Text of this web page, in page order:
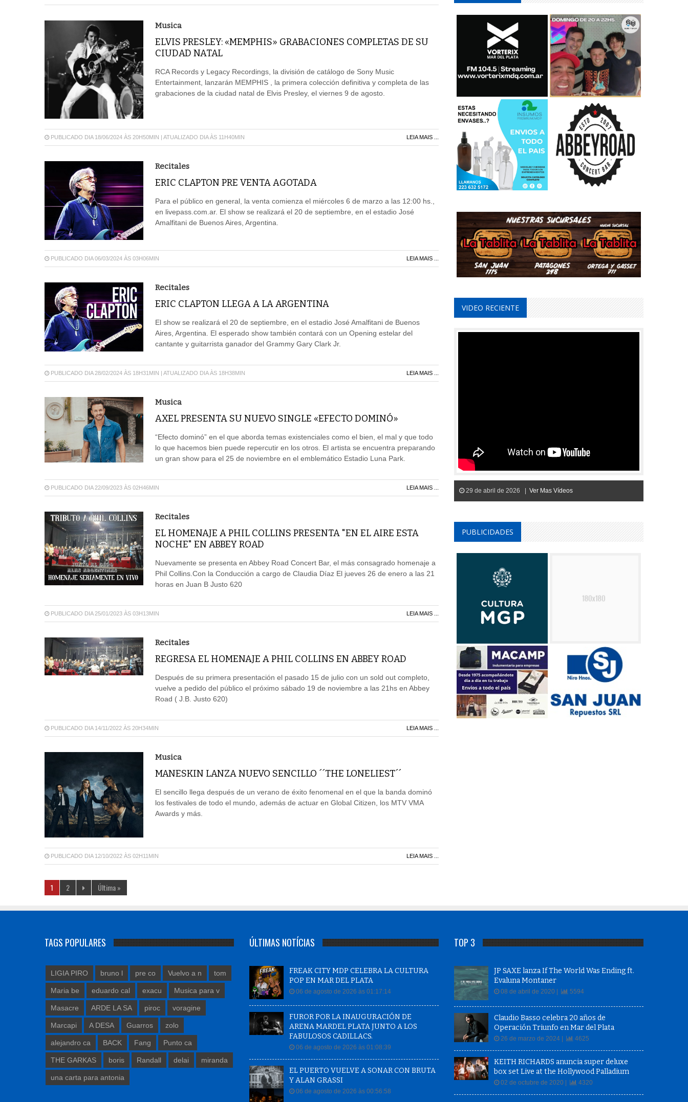
Musica
ELVIS PRESLEY: «MEMPHIS» GRABACIONES COMPLETAS DE SU
CIUDAD NATAL
RCA Records y Legacy Recordings, la división de catálogo de Sony Music
Entertainment, lanzarán MEMPHIS , la primera colección definitiva y completa de las
grabaciones de la ciudad natal de Elvis Presley, el viernes 9 de agosto.
PUBLICADO DIA 18/06/2024 ÀS 20H50MIN | ATUALIZADO DIA ÀS 11H40MIN LEIA MAIS ...
Recitales
ERIC CLAPTON PRE VENTA AGOTADA
Para el público en general, la venta comienza el miércoles 6 de marzo a las 12:00 hs.,
en livepass.com.ar. El show se realizará el 20 de septiembre, en el estadio José
Amalfitani de Buenos Aires, Argentina.
PUBLICADO DIA 06/03/2024 ÀS 03H06MIN LEIA MAIS ...
Recitales
ERIC CLAPTON LLEGA A LA ARGENTINA
El show se realizará el 20 de septiembre, en el estadio José Amalfitani de Buenos
Aires, Argentina. El esperado show también contará con un Opening estelar del
cantante y guitarrista ganador del Grammy Gary Clark Jr.
PUBLICADO DIA 28/02/2024 ÀS 18H31MIN | ATUALIZADO DIA ÀS 18H38MIN LEIA MAIS ...
Musica
AXEL PRESENTA SU NUEVO SINGLE «EFECTO DOMINÓ»
“Efecto dominó” en el que aborda temas existenciales como el bien, el mal y que todo
lo que hacemos bien puede repercutir en los otros. El artista se encuentra preparando
un gran show para el 25 de noviembre en el emblemático Estadio Luna Park.
PUBLICADO DIA 22/09/2023 ÀS 02H46MIN LEIA MAIS ...
Recitales
EL HOMENAJE A PHIL COLLINS PRESENTA "EN EL AIRE ESTA
NOCHE" EN ABBEY ROAD
Nuevamente se presenta en Abbey Road Concert Bar, el más consagrado homenaje a
Phil Collins.Con la Conducción a cargo de Claudia Díaz El jueves 26 de enero a las 21
horas en Juan B Justo 620
PUBLICADO DIA 25/01/2023 ÀS 03H13MIN LEIA MAIS ...
Recitales
REGRESA EL HOMENAJE A PHIL COLLINS EN ABBEY ROAD
Después de su primera presentación el pasado 15 de julio con un sold out completo,
vuelve a pedido del público el próximo sábado 19 de noviembre a las 21hs en Abbey
Road ( J.B. Justo 620)
PUBLICADO DIA 14/11/2022 ÀS 20H34MIN LEIA MAIS ...
Musica
MANESKIN LANZA NUEVO SENCILLO ´´THE LONELIEST´´
El sencillo llega después de un verano de éxito fenomenal en el que la banda dominó
los festivales de todo el mundo, además de actuar en Global Citizen, los MTV VMA
Awards y más.
PUBLICADO DIA 12/10/2022 ÀS 02H11MIN LEIA MAIS ...
1 2 Última »
VIDEO RECIENTE
29 de abril de 2026 | Ver Mas Vídeos
PUBLICIDADES
TAGS POPULARES
LIGIA PIRO bruno l pre co Vuelvo a n tom
Maria be eduardo cal exacu Musica para v
Masacre ARDE LA SA piroc voragine
Marcapi A DESA Guarros zolo
alejandro ca BACK Fang Punto ca
THE GARKAS boris Randall delai miranda
una carta para antonia
ÚLTIMAS NOTÍCIAS
FREAK CITY MDP CELEBRA LA CULTURA
POP EN MAR DEL PLATA
06 de agosto de 2026 às 01:17:14
FUROR POR LA INAUGURACIÓN DE
ARENA MARDEL PLATA JUNTO A LOS
FABULOSOS CADILLACS.
06 de agosto de 2026 às 01:08:39
EL PUERTO VUELVE A SONAR CON BRUTA
Y ALAN GRASSI
06 de agosto de 2026 às 00:56:58
TOP 3
JP SAXE lanza If The World Was Ending ft.
Evaluna Montaner
08 de abril de 2020 | 5594
Claudio Basso celebra 20 años de
Operación Triunfo en Mar del Plata
26 de marzo de 2024 | 4625
KEITH RICHARDS anuncia super deluxe
box set Live at the Hollywood Palladium
02 de octubre de 2020 | 4320